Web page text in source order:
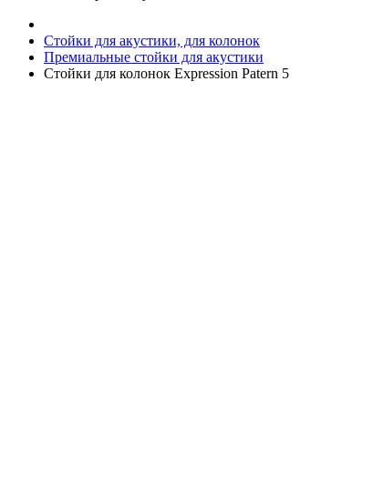
Стойки для акустики, для колонок
Премиальные cтойки для акустики
Стойки для колонок Expression Patern 5